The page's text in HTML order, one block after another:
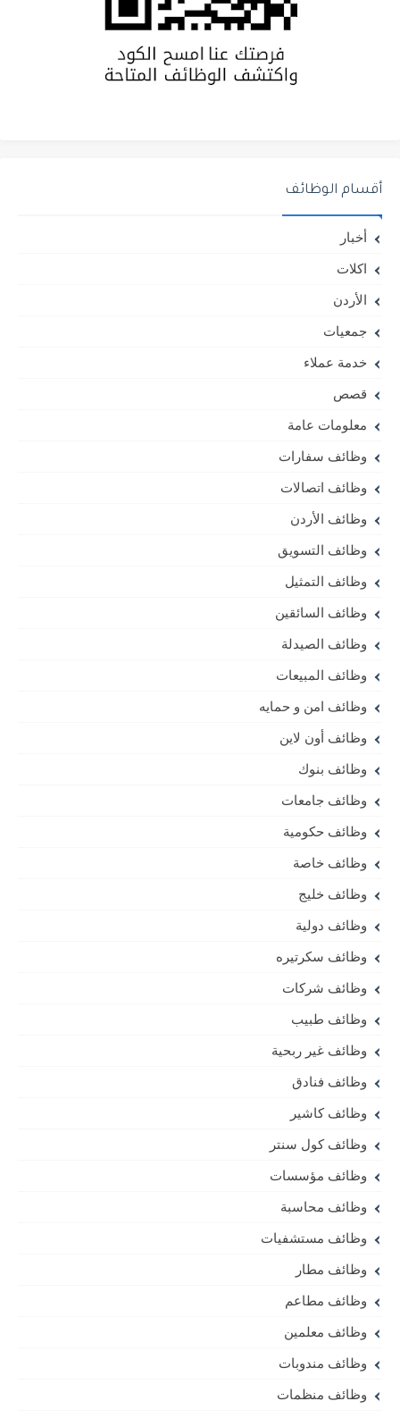
أقسام الوظائف
أخبار
اكلات
الأردن
جمعيات
خدمة عملاء
قصص
معلومات عامة
وظائف سفارات
وظائف اتصالات
وظائف الأردن
وظائف التسويق
وظائف التمثيل
وظائف السائقين
وظائف الصيدلة
وظائف المبيعات
وظائف امن و حمايه
وظائف أون لاين
وظائف بنوك
وظائف جامعات
وظائف حكومية
وظائف خاصة
وظائف خليج
وظائف دولية
وظائف سكرتيره
وظائف شركات
وظائف طبيب
وظائف غير ربحية
وظائف فنادق
وظائف كاشير
وظائف كول سنتر
وظائف مؤسسات
وظائف محاسبة
وظائف مستشفيات
وظائف مطار
وظائف مطاعم
وظائف معلمين
وظائف مندوبات
وظائف منظمات